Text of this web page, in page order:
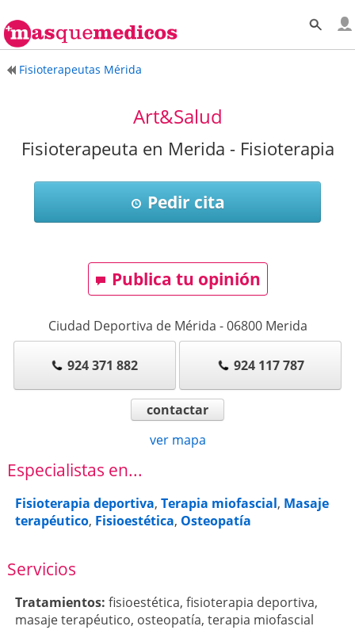
Fisioterapeutas Mérida
Art&Salud
Fisioterapeuta en Merida - Fisioterapia
Pedir cita
Publica tu opinión
Ciudad Deportiva de Mérida -06800 Merida
924 371 882 924 117 787
contactar
ver mapa
Especialistas en...
Fisioterapia deportiva, Terapia miofascial, Masaje
terapéutico, Fisioestética, Osteopatía
Servicios
Tratamientos: fisioestética, fisioterapia deportiva,
masaje terapéutico, osteopatía, terapia miofascial